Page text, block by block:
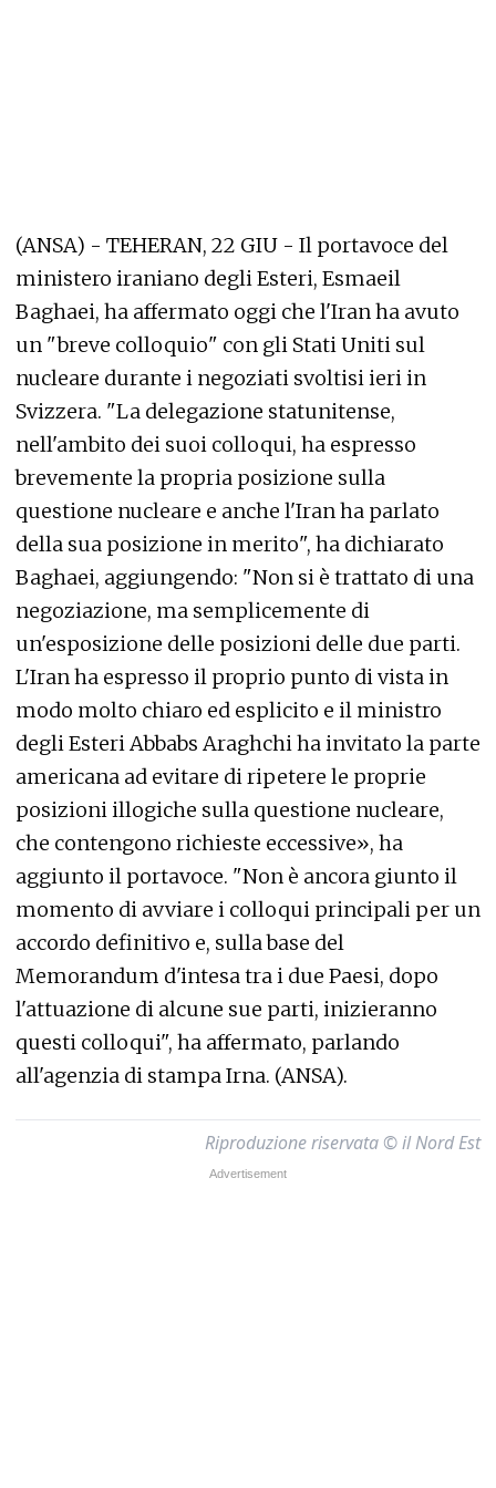
(ANSA) - TEHERAN, 22 GIU - Il portavoce del
ministero iraniano degli Esteri, Esmaeil
Baghaei, ha affermato oggi che l'Iran ha avuto
un "breve colloquio" con gli Stati Uniti sul
nucleare durante i negoziati svoltisi ieri in
Svizzera. "La delegazione statunitense,
nell'ambito dei suoi colloqui, ha espresso
brevemente la propria posizione sulla
questione nucleare e anche l'Iran ha parlato
della sua posizione in merito", ha dichiarato
Baghaei, aggiungendo: "Non si è trattato di una
negoziazione, ma semplicemente di
un'esposizione delle posizioni delle due parti.
L'Iran ha espresso il proprio punto di vista in
modo molto chiaro ed esplicito e il ministro
degli Esteri Abbabs Araghchi ha invitato la parte
americana ad evitare di ripetere le proprie
posizioni illogiche sulla questione nucleare,
che contengono richieste eccessive», ha
aggiunto il portavoce. "Non è ancora giunto il
momento di avviare i colloqui principali per un
accordo definitivo e, sulla base del
Memorandum d'intesa tra i due Paesi, dopo
l'attuazione di alcune sue parti, inizieranno
questi colloqui", ha affermato, parlando
all'agenzia di stampa Irna. (ANSA).
Riproduzione riservata © il Nord Est